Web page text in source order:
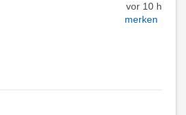
vor 10 h
merken